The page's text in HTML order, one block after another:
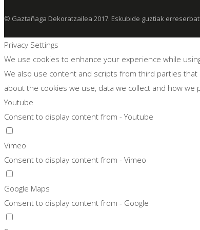
© Gaztañaga Dekoratzailea 2017. Eskubide guztiak
Privacy Settings
We use cookies to enhance your experience while
We also use content and scripts from third parties
about the cookies we use, data we collect and how we
Youtube
Consent to display content from - Youtube
Vimeo
Consent to display content from - Vimeo
Google Maps
Consent to display content from - Google